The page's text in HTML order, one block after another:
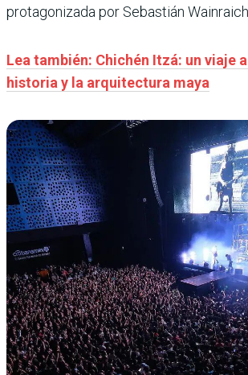
protagonizada por Sebastián
Lea también: Chichén Itzá: un viaje
historia y la arquitectura maya